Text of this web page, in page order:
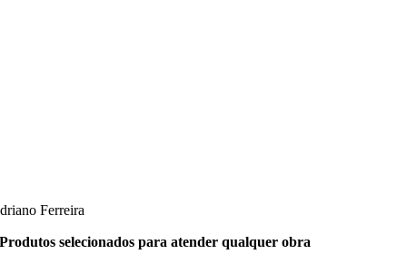
Ferreira
Produtos selecionados para atender qualquer obra